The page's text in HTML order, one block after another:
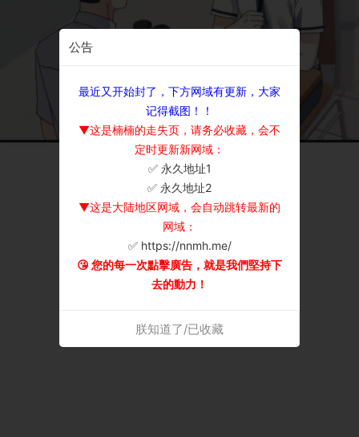
公告
最近又开始封了，下方网域有更新，大家
记得截图！！
▼这是楠楠的走失页，请务必收藏，会不
定时更新新网域：
✅ 永久地址1
✅ 永久地址2
▼这是大陆地区网域，会自动跳转最新的
网域：
✅ https://nnmh.me/
😘 您的每一次點擊廣告，就是我們堅持下
去的動力！
朕知道了/已收藏